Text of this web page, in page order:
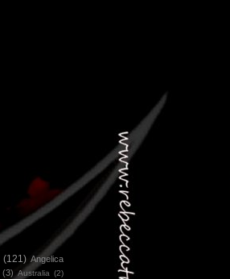
(121) Angelica
(3) Australia (2)